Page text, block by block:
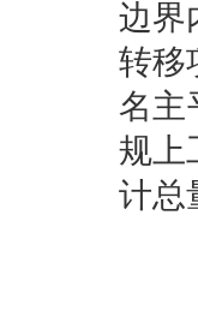
边界
转移
名主
规上
计总